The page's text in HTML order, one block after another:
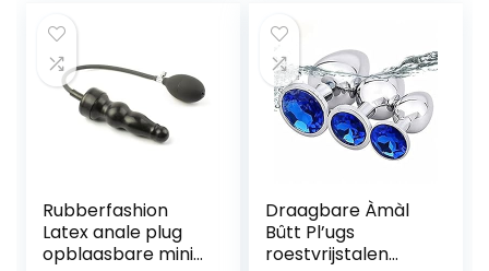
Rubberfashion
Latex anale plug
opblaasbare mini
Draagbare Àmàl
Bûtt Pl’ugs
roestvrijstalen